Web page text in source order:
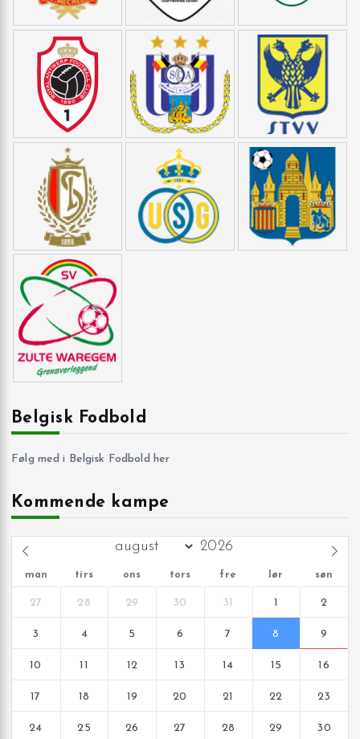
Belgisk Fodbold
Følg med i Belgisk Fodbold her
Kommende kampe
man tirs ons tors fre lør søn
27 28 29 30 31 1 2
3 4 5 6 7 8 9
10 11 12 13 14 15 16
17 18 19 20 21 22 23
24 25 26 27 28 29 30